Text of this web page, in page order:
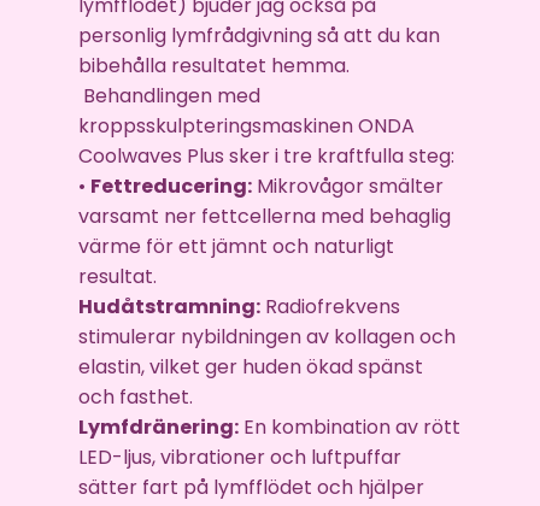
personlig lymfrådgivning så att du kan
bibehålla resultatet hemma.
Behandlingen med
kroppsskulpteringsmaskinen ONDA
Coolwaves Plus sker i tre kraftfulla steg:
• Fettreducering: Mikrovågor smälter
varsamt ner fettcellerna med behaglig
värme för ett jämnt och naturligt
resultat.
Hudåtstramning: Radiofrekvens
stimulerar nybildningen av kollagen och
elastin, vilket ger huden ökad spänst
och fasthet.
Lymfdränering: En kombination av rött
LED-ljus, vibrationer och luftpuffar
sätter fart på lymfflödet och hjälper